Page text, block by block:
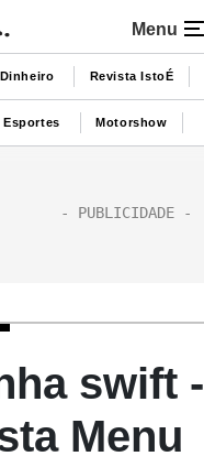
Menu
Dinheiro Revista IstoÉ
Esportes Motorshow
swift -
Menu